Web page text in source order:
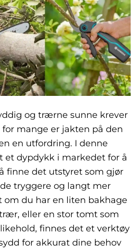
og trærne sunne krever
mange er jakten på den
en utfordring. I denne
et dypdykk i markedet for å
finne det utstyret som gjør
tryggere og langt mer
om du har en liten bakhage
eller en stor tomt som
finnes det et verktøy
for akkurat dine behov